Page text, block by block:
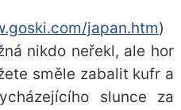
japan.htm)
nikdo neřekl, ale hor
směle zabalit kufr a
slunce za